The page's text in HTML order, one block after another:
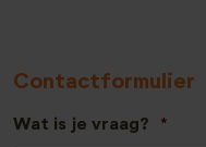
Contactformulier
Wat is je vraag? *